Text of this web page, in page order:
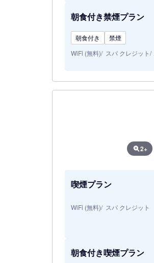
朝食付き禁煙プラン
朝食付き
禁煙
WiFi (無料)
スパ クレジット
2+
喫煙プラン
WiFi (無料) スパ クレジット
朝食付き喫煙プラン